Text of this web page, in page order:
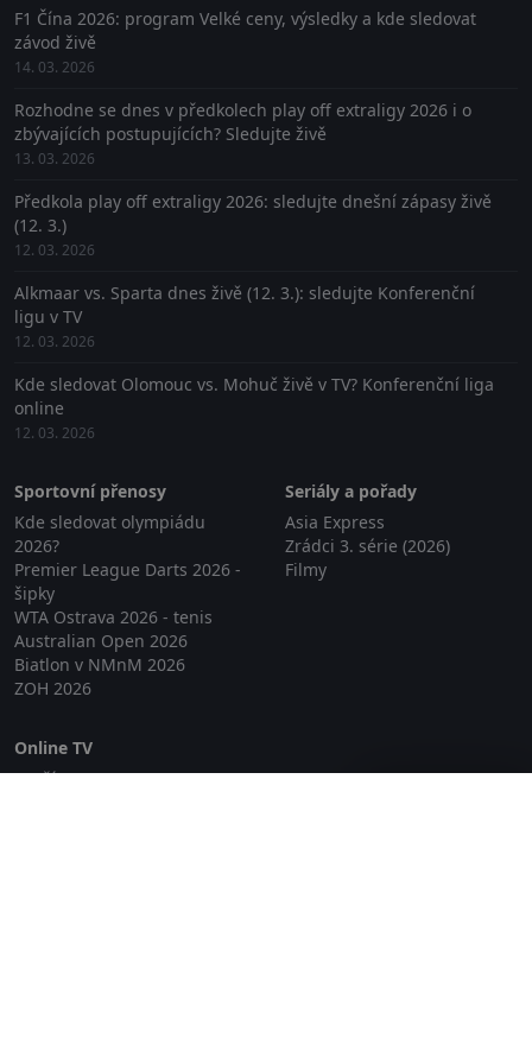
F1 Čína 2026: program Velké ceny, výsledky a kde sledovat
závod živě
14. 03. 2026
Rozhodne se dnes v předkolech play off extraligy 2026 i o
zbývajících postupujících? Sledujte živě
13. 03. 2026
Předkola play off extraligy 2026: sledujte dnešní zápasy živě
(12. 3.)
12. 03. 2026
Alkmaar vs. Sparta dnes živě (12. 3.): sledujte Konferenční
ligu v TV
12. 03. 2026
Kde sledovat Olomouc vs. Mohuč živě v TV? Konferenční liga
online
12. 03. 2026
Sportovní přenosy
Kde sledovat olympiádu
2026?
Premier League Darts 2026 -
šipky
WTA Ostrava 2026 - tenis
Australian Open 2026
Biatlon v NMnM 2026
ZOH 2026
Seriály a pořady
Asia Express
Zrádci 3. série (2026)
Filmy
Online TV
Lepší.TV